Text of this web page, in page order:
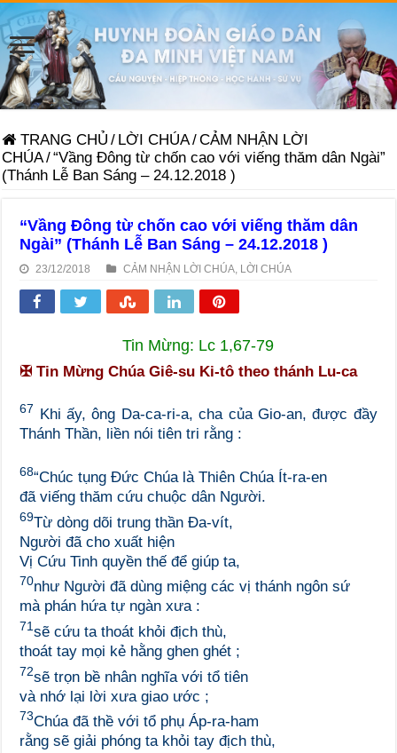
TRANG CHỦ / LỜI CHÚA/CẢM NHẬN LỜI
CHÚA/“Vầng Đông từ chốn cao với viếng thăm dân Ngài”
(Thánh Lễ Ban Sáng – 24.12.2018 )
“Vầng Đông từ chốn cao với viếng thăm dân
Ngài” (Thánh Lễ Ban Sáng – 24.12.2018 )
23/12/2018 CẢM NHẬN LỜI CHÚA LỜI CHÚA
Tin Mừng: Lc 1,67-79
✠Tin Mừng Chúa Giê-su Ki-tô theo thánh Lu-ca
67
Khi ấy, ông Da-ca-ri-a, cha của Gio-an, được đầy
Thánh Thần, liền nói tiên tri rằng :
68“Chúc tụng Đức Chúa là Thiên Chúa Ít-ra-en
đã viếng thăm cứu chuộc dân Người.
69Từ dòng dõi trung thần Đa-vít,
Người đã cho xuất hiện
Vị Cứu Tinh quyền thế để giúp ta,
70như Người đã dùng miệng các vị thánh ngôn sứ
mà phán hứa tự ngàn xưa :
71sẽ cứu ta thoát khỏi địch thù,
thoát tay mọi kẻ hằng ghen ghét ;
72sẽ trọn bề nhân nghĩa với tổ tiên
và nhớ lại lời xưa giao ước ;
73Chúa đã thề với tổ phụ Áp-ra-ham
rằng sẽ giải phóng ta khỏi tay địch thù,